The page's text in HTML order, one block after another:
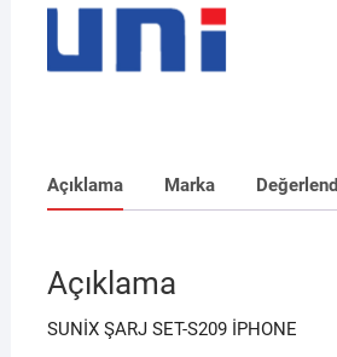
Açıklama Marka
Açıklama
SUNİX ŞARJ SET-S209 İPHONE